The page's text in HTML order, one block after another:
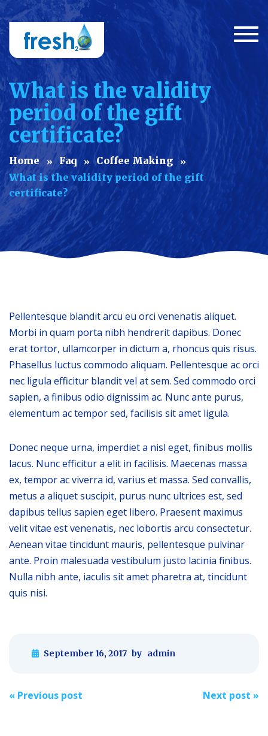
What is the validity
period of the gift
certificate?
Home Faq
Coffee Making
What is the validity period of the gift
certificate?
Pellentesque blandit arcu eu orci venenatis aliquet.
Morbi in quam porta nibh hendrerit dapibus. Donec
erat tortor, ullamcorper in dictum a, rhoncus quis risus.
Phasellus luctus commodo aliquam. Pellentesque ac orci
nec ligula efficitur blandit vel at sem. Sed commodo orci
sapien, a finibus odio dignissim ac. Nunc ante purus,
elementum ac tempor sed, facilisis sit amet ligula.
Donec neque urna, imperdiet a nisl eget, finibus mollis
lacus. Nunc efficitur a elit in facilisis. Maecenas massa
ex, tempor ac viverra id, varius et massa. Sed convallis,
metus a aliquet suscipit, purus nunc ultrices est, sed
dapibus tellus sapien eget libero. Praesent maximus
velit vitae est venenatis, nec lobortis arcu consectetur.
Aenean vitae tincidunt mauris, pellentesque pulvinar
ante. Proin malesuada vestibulum justo lacinia finibus.
Nulla nibh ante, iaculis sit amet pharetra at, tincidunt
quis nisi.
September 16, 2017 by admin
Post
« Previous post Next post »